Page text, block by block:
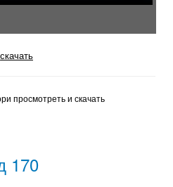
скачать
просмотреть и скачать
170